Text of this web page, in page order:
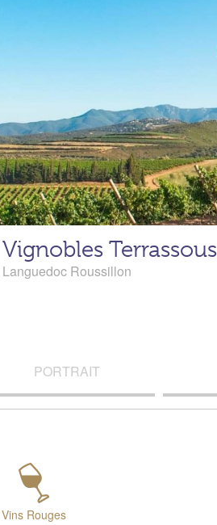
Vignobles Terrassous
Languedoc Roussillon
PORTRAIT
Vins Rouges